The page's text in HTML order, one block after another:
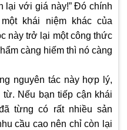
lại với giá này!” Đó chính
khái niệm khác của
này trở lại một công thức
càng hiếm thì nó càng
nguyên tác này hợp lý,
từ. Nếu bạn tiếp cận khái
từng có rất nhiều sản
cầu cao nên chỉ còn lại